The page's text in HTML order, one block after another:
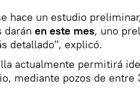
hace un estudio
darán en este mes, uno
detallado", explicó.
actualmente permitirá
mediante pozos de entre